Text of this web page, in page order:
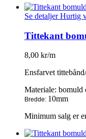
Se detaljerHurtig
Tittekant
8,00 kr/m
Ensfarvet
Materiale: bomuld
Bredde: 10mm
Minimum salg er